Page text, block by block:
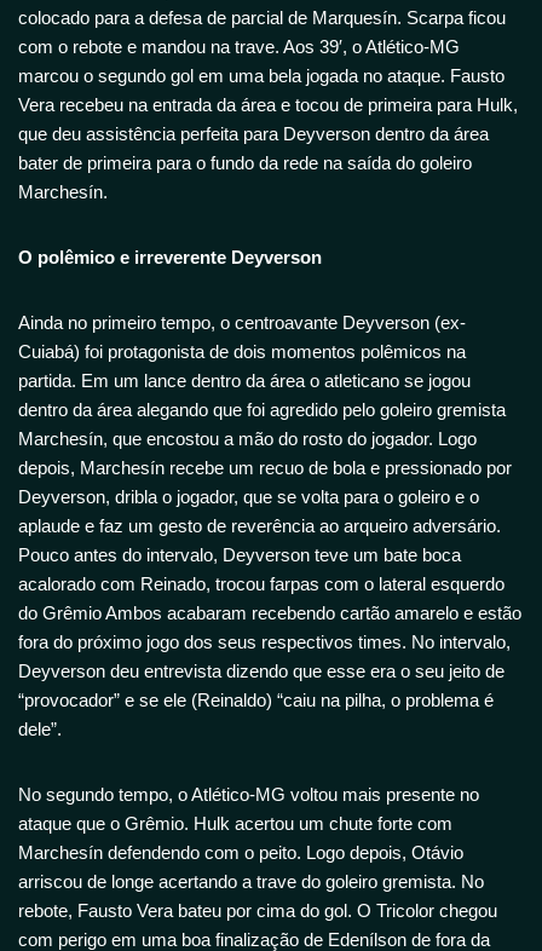
colocado para a defesa de parcial de Marquesín. Scarpa ficou
com o rebote e mandou na trave. Aos 39′, o Atlético-MG
marcou o segundo gol em uma bela jogada no ataque. Fausto
Vera recebeu na entrada da área e tocou de primeira para Hulk,
que deu assistência perfeita para Deyverson dentro da área
bater de primeira para o fundo da rede na saída do goleiro
Marchesín.
O polêmico e irreverente Deyverson
Ainda no primeiro tempo, o centroavante Deyverson (ex-
Cuiabá) foi protagonista de dois momentos polêmicos na
partida. Em um lance dentro da área o atleticano se jogou
dentro da área alegando que foi agredido pelo goleiro gremista
Marchesín, que encostou a mão do rosto do jogador. Logo
depois, Marchesín recebe um recuo de bola e pressionado por
Deyverson, dribla o jogador, que se volta para o goleiro e o
aplaude e faz um gesto de reverência ao arqueiro adversário.
Pouco antes do intervalo, Deyverson teve um bate boca
acalorado com Reinado, trocou farpas com o lateral esquerdo
do Grêmio Ambos acabaram recebendo cartão amarelo e estão
fora do próximo jogo dos seus respectivos times. No intervalo,
Deyverson deu entrevista dizendo que esse era o seu jeito de
“provocador” e se ele (Reinaldo) “caiu na pilha, o problema é
dele”.
No segundo tempo, o Atlético-MG voltou mais presente no
ataque que o Grêmio. Hulk acertou um chute forte com
Marchesín defendendo com o peito. Logo depois, Otávio
arriscou de longe acertando a trave do goleiro gremista. No
rebote, Fausto Vera bateu por cima do gol. O Tricolor chegou
com perigo em uma boa finalização de Edenílson de fora da